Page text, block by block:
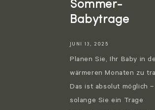
Sommer-
Babytrage
JUNI 13, 2025
Planen Sie, Ihr Baby in
wärmeren Monaten zu
Das ist absolut möglich –
solange Sie ein Trage